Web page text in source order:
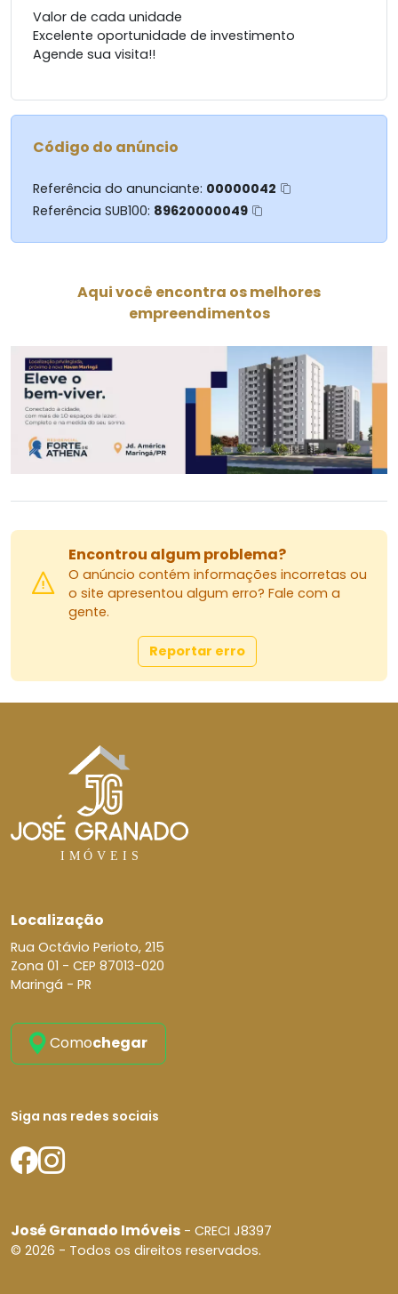
Valor de cada unidade
Excelente oportunidade de investimento
Agende sua visita!!
Código do anúncio
Referência do anunciante: 00000042
Referência SUB100: 89620000049
Aqui você encontra os melhores
empreendimentos
Encontrou algum problema?
O anúncio contém informações incorretas ou
o site apresentou algum erro? Fale com a
gente.
Reportar erro
Localização
Rua Octávio Perioto, 215
Zona 01 - CEP 87013-020
Maringá - PR
Comochegar
Siga nas redes sociais
José Granado Imóveis - CRECI J8397
© 2026 - Todos os direitos reservados.